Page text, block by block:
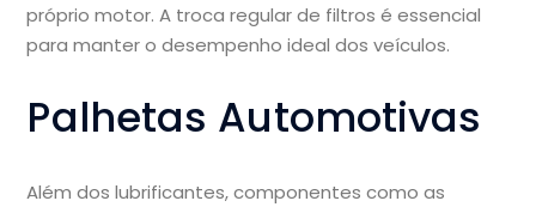
próprio motor. A troca regular de filtros é essencial
para manter o desempenho ideal dos veículos.
Palhetas Automotivas
Além dos lubrificantes, componentes como as